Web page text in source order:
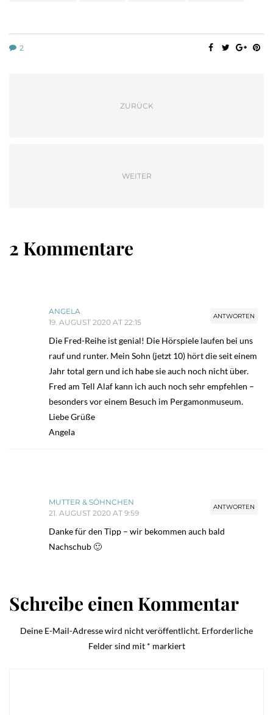
2
ZURÜCK
WEITER
2 Kommentare
ANTWORTEN
ANGELA
19. AUGUST 2020 AT 22:15
Die Fred-Reihe ist genial! Die Hörspiele laufen bei uns
rauf und runter. Mein Sohn (jetzt 10) hört die seit einem
Jahr total gern und ich habe sie auch noch nicht über.
Fred am Tell Alaf kann ich auch noch sehr empfehlen –
besonders vor einem Besuch im Pergamonmuseum.
Liebe Grüße
Angela
ANTWORTEN
MUTTER & SÖHNCHEN
21. AUGUST 2020 AT 9:59
Danke für den Tipp – wir bekommen auch bald
Nachschub 🙂
Schreibe einen Kommentar
Deine E-Mail-Adresse wird nicht veröffentlicht. Erforderliche
Felder sind mit * markiert